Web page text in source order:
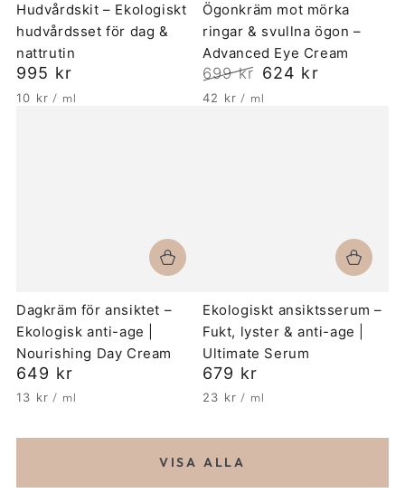
Hudvårdskit – Ekologiskt
hudvårdsset för dag &
nattrutin
Ordinarie
pris
995 kr
Enhetspris
10 kr / per
ml
Ögonkräm mot mörka
ringar & svullna ögon –
Advanced Eye Cream
Ordinarie
699 kr
Försäljningspris
624 kr
Enhetspris
42 kr / per
ml
Dagkräm för ansiktet –
Ekologisk anti-age |
Nourishing Day Cream
Ordinarie
pris
649 kr
Enhetspris
13 kr / per
ml
Ekologiskt ansiktsserum –
Fukt, lyster & anti-age |
Ultimate Serum
Ordinarie
pris
679 kr
Enhetspris
23 kr / per
ml
VISA ALLA